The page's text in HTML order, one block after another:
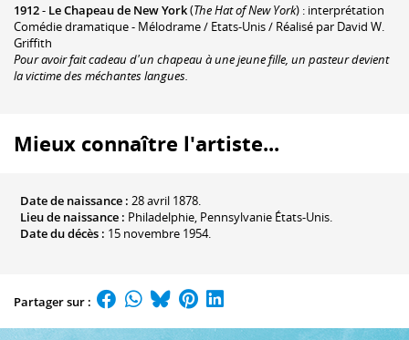
1912- Le Chapeau de New York(The Hat of New York) : interprétation
Comédie dramatique - Mélodrame / Etats-Unis / Réalisé par David W.
Griffith
Pour avoir fait cadeau d'un chapeau à une jeune fille, un pasteur devient
la victime des méchantes langues.
Mieux connaître l'artiste...
Date de naissance : 28 avril 1878.
Lieu de naissance : Philadelphie, Pennsylvanie États-Unis.
Date du décès : 15 novembre 1954.
Partager sur :